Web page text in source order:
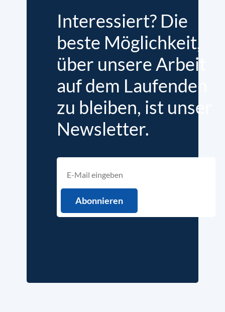
Interessiert? Die
beste Möglichkeit,
über unsere Arbeit
auf dem Laufenden
zu bleiben, ist unser
Newsletter.